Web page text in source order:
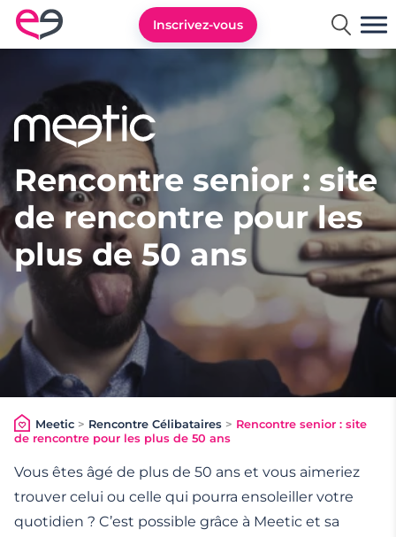
Rencontre en France avec Meetic
Inscrivez-vous
Rencontre senior : site
de rencontre pour les
plus de 50 ans
Meetic> Rencontre Célibataires > Rencontre senior : site
de rencontre pour les plus de 50 ans
Vous êtes âgé de plus de 50 ans et vous aimeriez
trouver celui ou celle qui pourra ensoleiller votre
quotidien ? C’est possible grâce à Meetic et sa